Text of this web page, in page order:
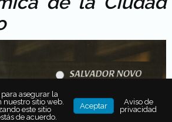
asegurar la
nuestro sitio web.
este sitio
de acuerdo.
Aceptar
Aviso de
privacidad